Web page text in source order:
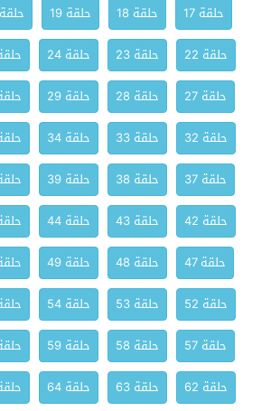
حلقة 17
حلقة 18 حلقة 19 حلقة
حلقة 22
حلقة 23 حلقة 24 حلقة
حلقة 27
حلقة 28 حلقة 29
حلقة 32
حلقة 33 حلقة 34 حلقة
حلقة 37
حلقة 38 حلقة 39
حلقة 42
حلقة 43 حلقة 44 حلقة
حلقة 47
حلقة 48 حلقة 49 حلقة
حلقة 52
حلقة 53 حلقة 54 حلقة
حلقة 57
حلقة 58 حلقة 59
حلقة 62
حلقة 63 حلقة 64 حلقة